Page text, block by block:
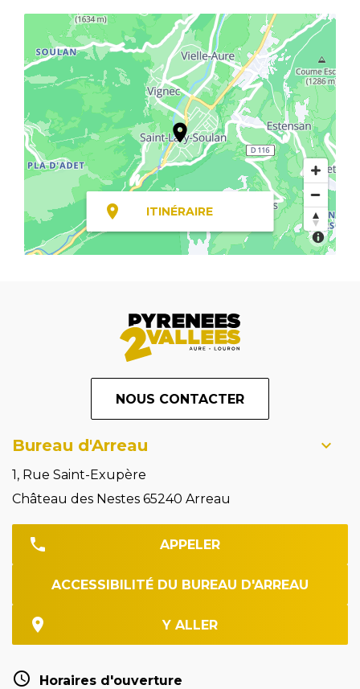
ITINÉRAIRE
NOUS CONTACTER
Bureau d'Arreau
1, Rue Saint-Exupère
Château des Nestes 65240 Arreau
APPELER
ACCESSIBILITÉ DU BUREAU D'ARREAU
Y ALLER
Horaires d'ouverture